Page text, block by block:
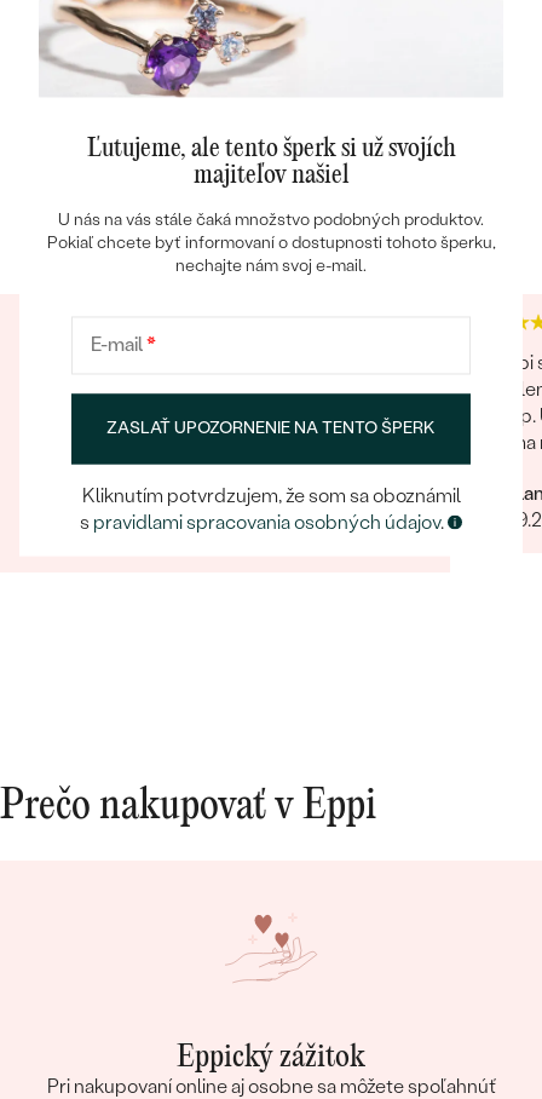
Round
ČISTOTA
SI1/SI2
4.9 4.9
krásny výsledok ich práce
žiadna
01.04.2025
Zobraziť celú recenziu
S
Čo
Ďakujem Eppi. PS:
fotky
Prečo nakupovať v Eppi
Eppický zážitok
Pri nakupovaní online aj osobne sa môžete spoľahnúť
Ľutujeme, ale tento šperk si už svojích
majiteľov našiel
U nás na vás stále čaká množstvo podobných produktov.
Pokiaľ chcete byť informovaní o dostupnosti tohoto šperku,
nechajte nám svoj e-mail.
E-mail*
ZASLAŤ UPOZORNENIE NA TENTO ŠPERK
Kliknutím potvrdzujem, že som sa oboznámil
s pravidlami spracovania osobných údajov.